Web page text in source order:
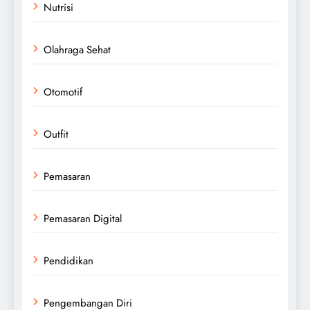
Nutrisi
Olahraga Sehat
Otomotif
Outfit
Pemasaran
Pemasaran Digital
Pendidikan
Pengembangan Diri